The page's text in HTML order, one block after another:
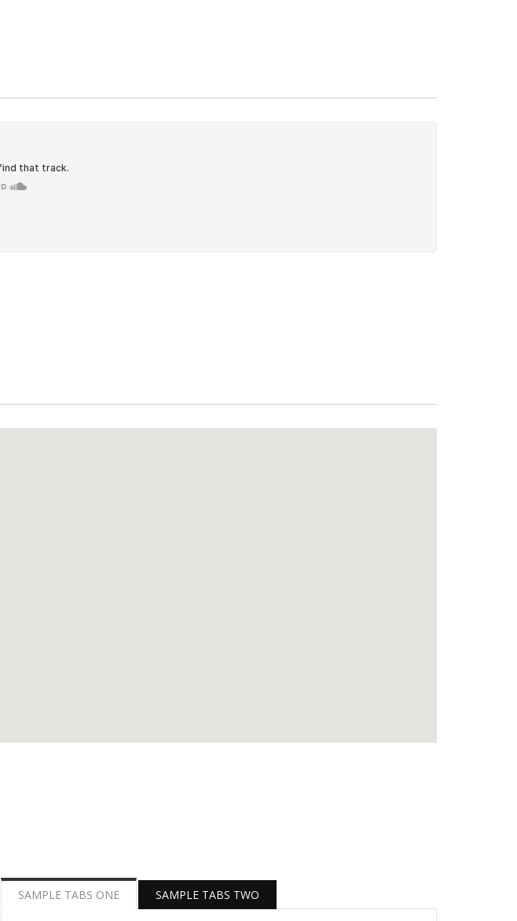
SAMPLE TABS ONE SAMPLE TABS TWO